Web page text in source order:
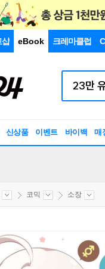
샵 eBook 크레마클럽
신상품 이벤트 바이백 매
코믹 소장